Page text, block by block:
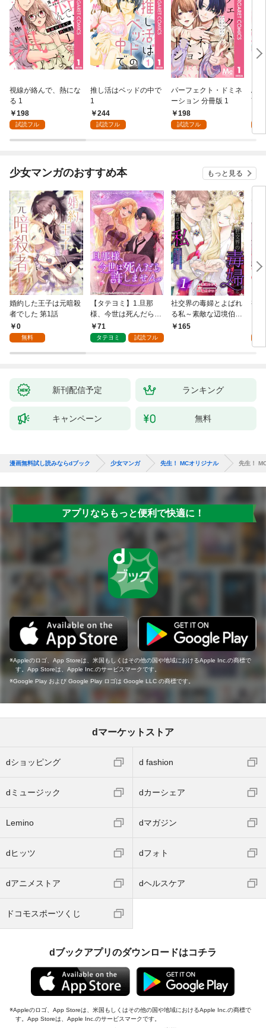
視線が絡んで、熱にな
る 1
198
試読フル
推し活はベッドの中で
1
244
試読フル
パーフェクト・ドミネ
ーション 分冊版 1
198
試読フル
ふ
言
少女マンガのおすすめ本 もっと見る
婚約した王子は元暗殺
者でした 第1話
0
無料
【タテヨミ】1.旦那
様、今世は死んだら許
しません
71
タテヨミ 試読フル
社交界の毒婦とよばれ
る私～素敵な辺境伯令
息に腕を折られたの
165
視
新刊配信予定 ランキング
キャンペーン 無料
漫画無料試し読みならdブック 少女マンガ 先生！ MCオリジナル 先生！
アプリならもっと便利で快適に！
Appleのロゴ、App Storeは、米国もしくはその他の国や地域におけるApple Inc.の商標で
す。App Storeは、Apple Inc.のサービスマークです。
Google Play および Google Play ロゴは Google LLC の商標です。
dマーケットストア
dショッピング d fashion
dミュージック dカーシェア
Lemino dマガジン
dヒッツ dフォト
dアニメストア dヘルスケア
ドコモスポーツくじ
dブックアプリのダウンロードはコチラ
Appleのロゴ、App Storeは、米国もしくはその他の国や地域におけるApple Inc.の商標で
す。App Storeは、Apple Inc.のサービスマークです。